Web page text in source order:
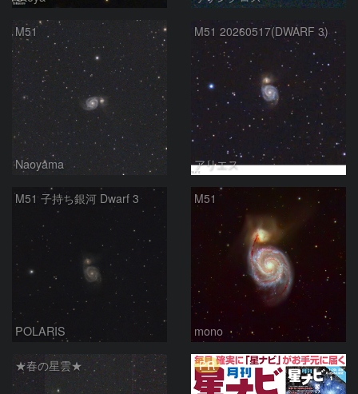
M51
Naoyama
M51 20260517(DWARF 3)
アリエス
M51 子持ち銀河 Dwarf 3
POLARIS
M51
mono
★春の星雲★ PR